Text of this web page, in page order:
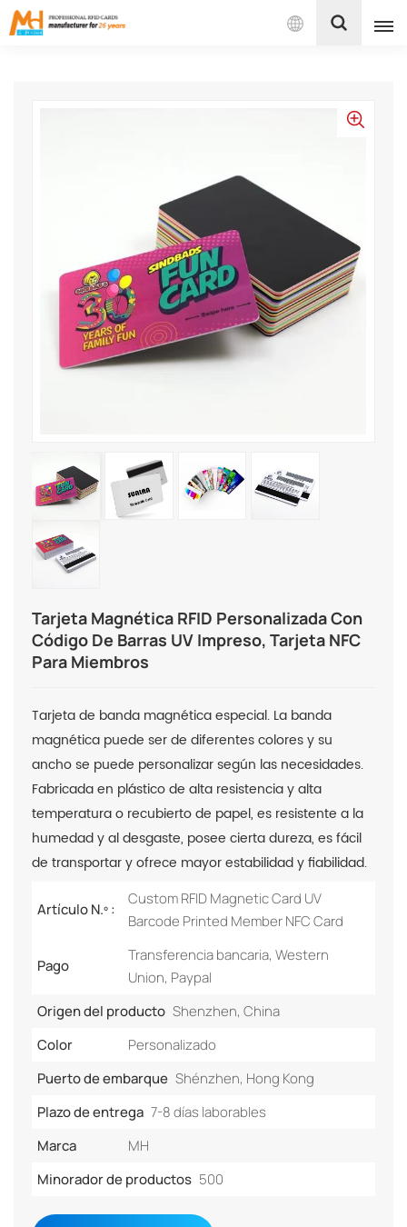
Español
Português
بالعربية
Tarjeta Magnética RFID Personalizada Con
Código De Barras UV Impreso, Tarjeta NFC
Para Miembros
Tarjeta de banda magnética especial. La banda
magnética puede ser de diferentes colores y su
ancho se puede personalizar según las necesidades.
Fabricada en plástico de alta resistencia y alta
temperatura o recubierto de papel, es resistente a la
humedad y al desgaste, posee cierta dureza, es fácil
de transportar y ofrece mayor estabilidad y fiabilidad.
Artículo N.º :
Custom RFID Magnetic Card UV
Barcode Printed Member NFC Card
Pago
Transferencia bancaria, Western
Union, Paypal
Origen del producto Shenzhen, China
Color
Personalizado
Puerto de embarque Shénzhen, Hong Kong
Plazo de entrega 7-8 días laborables
Marca
MH
Minorador de productos 500